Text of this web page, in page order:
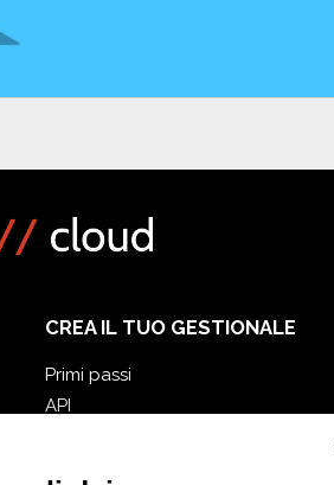
CREA IL TUO GESTIONALE
Primi passi
API